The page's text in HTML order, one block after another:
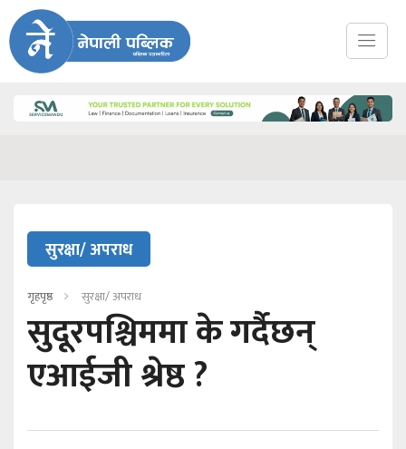
सुरक्षा/ अपराध
गृहपृष्ठ सुरक्षा/ अपराध
सुदूरपश्चिममा के गर्दैछन्
एआईजी श्रेष्ठ ?